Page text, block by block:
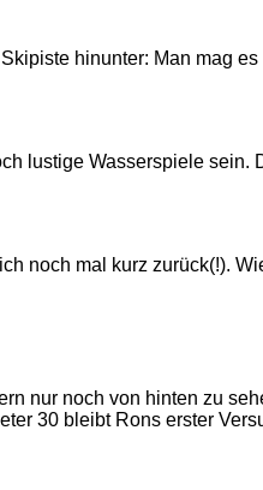
hinunter: Man mag
lustige Wasserspiele
noch mal kurz zurück(!).
nur noch von hinten zu
30 bleibt Rons erster